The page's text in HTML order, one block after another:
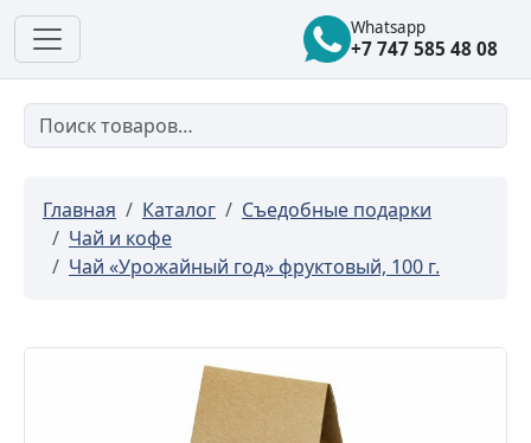
Whatsapp
+7 747 585 48 08
Главная Каталог
Съедобные подарки
Чай и кофе
Чай «Урожайный год» фруктовый, 100 г.